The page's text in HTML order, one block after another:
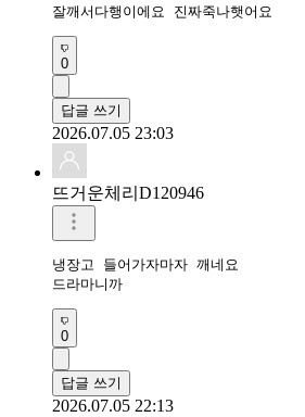
잘깨서다행이에요 진짜죽나햇어요
0
답글 쓰기
2026.07.05 23:03
뜨거운체리D120946
냉장고 들어가자마자 깨네요
드라마니까
0
답글 쓰기
2026.07.05 22:13